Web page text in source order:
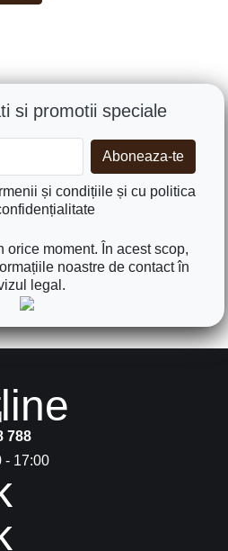
si promotii speciale
și condițiile și cu politica
orice moment. În acest scop,
noastre de contact în
legal.
788
- 17:00